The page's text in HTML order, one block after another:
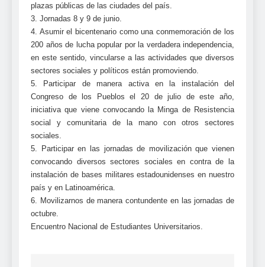
plazas públicas de las ciudades del país.
3. Jornadas 8 y 9 de junio.
4. Asumir el bicentenario como una conmemoración de los
200 años de lucha popular por la verdadera independencia,
en este sentido, vincularse a las actividades que diversos
sectores sociales y políticos están promoviendo.
5. Participar de manera activa en la instalación del
Congreso de los Pueblos el 20 de julio de este año,
iniciativa que viene convocando la Minga de Resistencia
social y comunitaria de la mano con otros sectores
sociales.
5. Participar en las jornadas de movilización que vienen
convocando diversos sectores sociales en contra de la
instalación de bases militares estadounidenses en nuestro
país y en Latinoamérica.
6. Movilizarnos de manera contundente en las jornadas de
octubre.
Encuentro Nacional de Estudiantes Universitarios.